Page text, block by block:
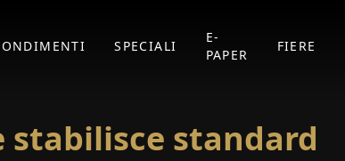
SPECIALI
E-
PAPER
FIERE
stabilisce standard